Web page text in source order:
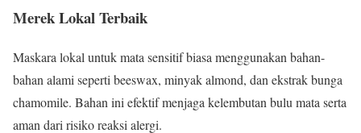
Merek Lokal Terbaik
Maskara lokal untuk mata sensitif biasa menggunakan bahan-
bahan alami seperti beeswax, minyak almond, dan ekstrak bunga
chamomile. Bahan ini efektif menjaga kelembutan bulu mata serta
aman dari risiko reaksi alergi.